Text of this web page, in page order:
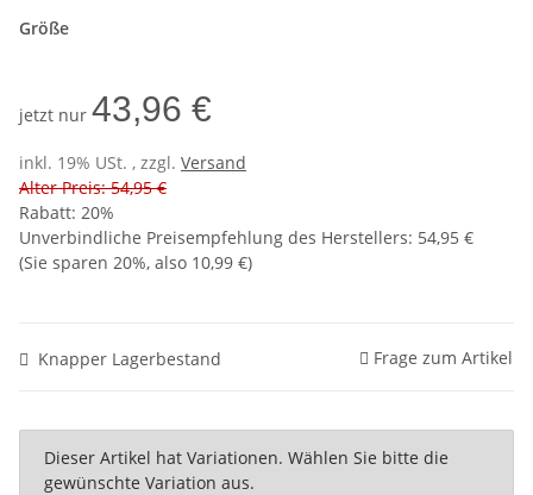
Größe
jetzt nur 43,96 €
inkl. 19% USt. , zzgl. Versand
Alter Preis: 54,95 €
Rabatt: 20%
Unverbindliche Preisempfehlung des Herstellers: 54,95 €
(Sie sparen 20%, also 10,99 €)
Knapper Lagerbestand Frage zum Artikel
x
Dieser Artikel hat Variationen. Wählen Sie bitte die
gewünschte Variation aus.